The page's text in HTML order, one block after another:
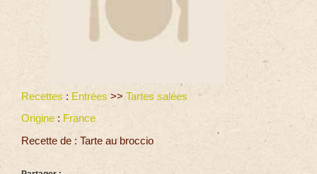
Recettes : Entrées >> Tartes salées
Origine : France
Recette de : Tarte au broccio